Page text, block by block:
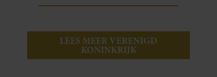
LEES MEER VERENIGD
KONINKRIJK